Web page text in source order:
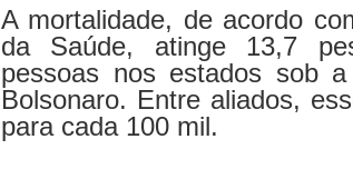
A mortalidade, de acordo
da Saúde, atinge 13,7
pessoas nos estados sob
Bolsonaro. Entre aliados,
para cada 100 mil.